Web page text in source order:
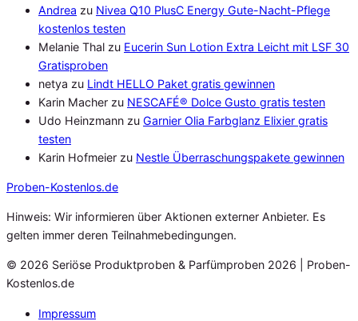
Andrea zu Nivea Q10 PlusC Energy Gute-Nacht-Pflege
kostenlos testen
Melanie Thal zu Eucerin Sun Lotion Extra Leicht mit LSF 30
Gratisproben
netya zu Lindt HELLO Paket gratis gewinnen
Karin Macher zu NESCAFÉ® Dolce Gusto gratis testen
Udo Heinzmann zu Garnier Olia Farbglanz Elixier gratis
testen
Karin Hofmeier zu Nestle Überraschungspakete gewinnen
Proben-Kostenlos.de
Hinweis: Wir informieren über Aktionen externer Anbieter. Es
gelten immer deren Teilnahmebedingungen.
© 2026 Seriöse Produktproben & Parfümproben 2026 | Proben-
Kostenlos.de
Impressum